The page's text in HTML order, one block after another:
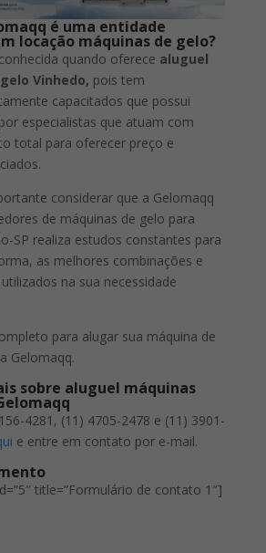
é uma entidade
locação máquinas de gelo?
quando oferece aluguel
Vinhedo, pois tem
capacitados que possui
especialistas que atuam com
total para oferecer preço e
considerar que a Gelomaqq
de máquinas de gelo para
SP realiza estudos constantes para
as melhores combinações e
na sua necessidade
para alugar sua máquina de
Gelomaqq.
sobre aluguel máquinas
4281, (11) 4705-2478 e (11) 3901-
e entre em contato por e-mail.
title=”Formulário de contato 1″]